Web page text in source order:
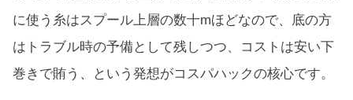
に使う糸はスプール上層の数十mほどなので、底の方
はトラブル時の予備として残しつつ、コストは安い下
巻きで賄う、という発想がコスパハックの核心です。